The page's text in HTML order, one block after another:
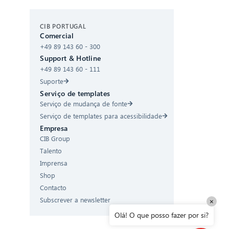
CIB PORTUGAL
Comercial
+49 89 143 60 - 300
Support & Hotline
+49 89 143 60 - 111
Suporte
Serviço de templates
Serviço de mudança de fonte
Serviço de templates para acessibilidade
Empresa
CIB Group
Talento
Imprensa
Shop
Contacto
Subscrever a newsletter
Olá! O que posso fazer por si?
Olá! O que posso fazer por si?
×